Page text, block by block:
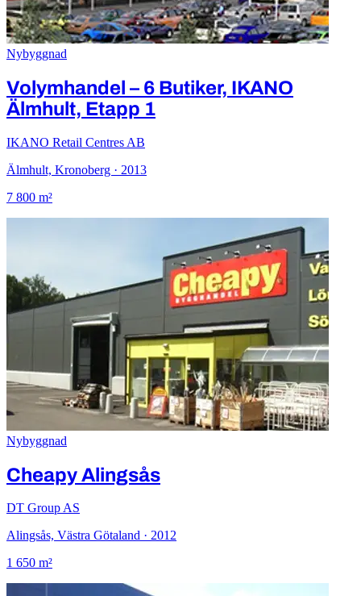
Nybyggnad
Volymhandel – 6 Butiker, IKANO
Älmhult, Etapp 1
IKANO Retail Centres AB
Älmhult, Kronoberg · 2013
7 800 m²
Nybyggnad
Cheapy Alingsås
DT Group AS
Alingsås, Västra Götaland · 2012
1 650 m²